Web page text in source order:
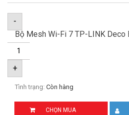
-
Bộ Mesh Wi-Fi 7 TP-LINK
+
Tình trạng: Còn hàng
CHỌN MUA